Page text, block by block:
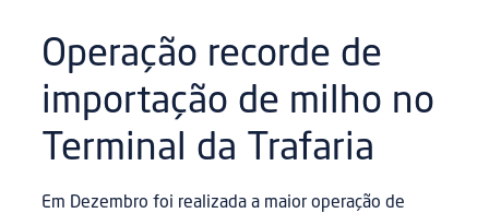
Operação recorde de
importação de milho no
Terminal da Trafaria
Em Dezembro foi realizada a maior operação de